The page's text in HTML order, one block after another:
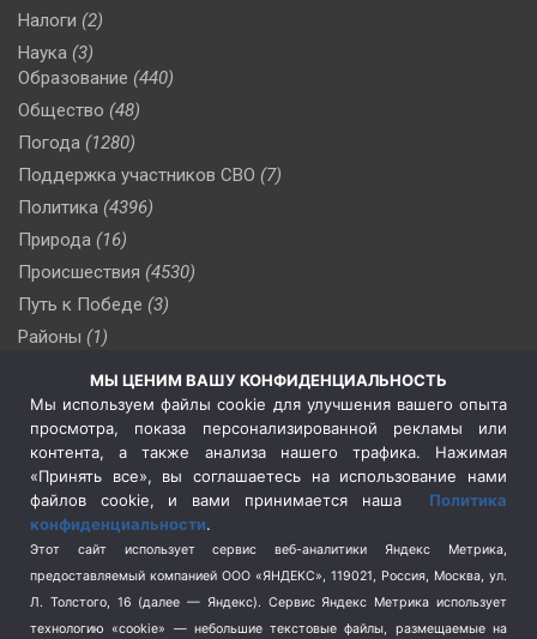
Налоги (2)
Наука (3)
Образование (440)
Общество (48)
Погода (1280)
Поддержка участников СВО (7)
Политика (4396)
Природа (16)
Происшествия (4530)
Путь к Победе (3)
Районы (1)
(509)
Сельское хозяйство (3)
Социальная политика
(3)
Спецоперация в Украине
Спецоперация на Украине
(404)
Спорт (740)
Терроризм (1)
Транспорт (262)
МЫ ЦЕНИМ ВАШУ КОНФИДЕНЦИАЛЬНОСТЬ
Мы используем файлы cookie для улучшения вашего опыта
просмотра, показа персонализированной рекламы или
контента, а также анализа нашего трафика. Нажимая
«Принять все», вы соглашаетесь на использование нами
файлов cookie, и вами принимается наша Политика
конфиденциальности.
Этот сайт использует сервис веб-аналитики Яндекс Метрика,
предоставляемый компанией ООО «ЯНДЕКС», 119021, Россия, Москва, ул.
Л. Толстого, 16 (далее — Яндекс). Сервис Яндекс Метрика использует
технологию «cookie» — небольшие текстовые файлы, размещаемые на